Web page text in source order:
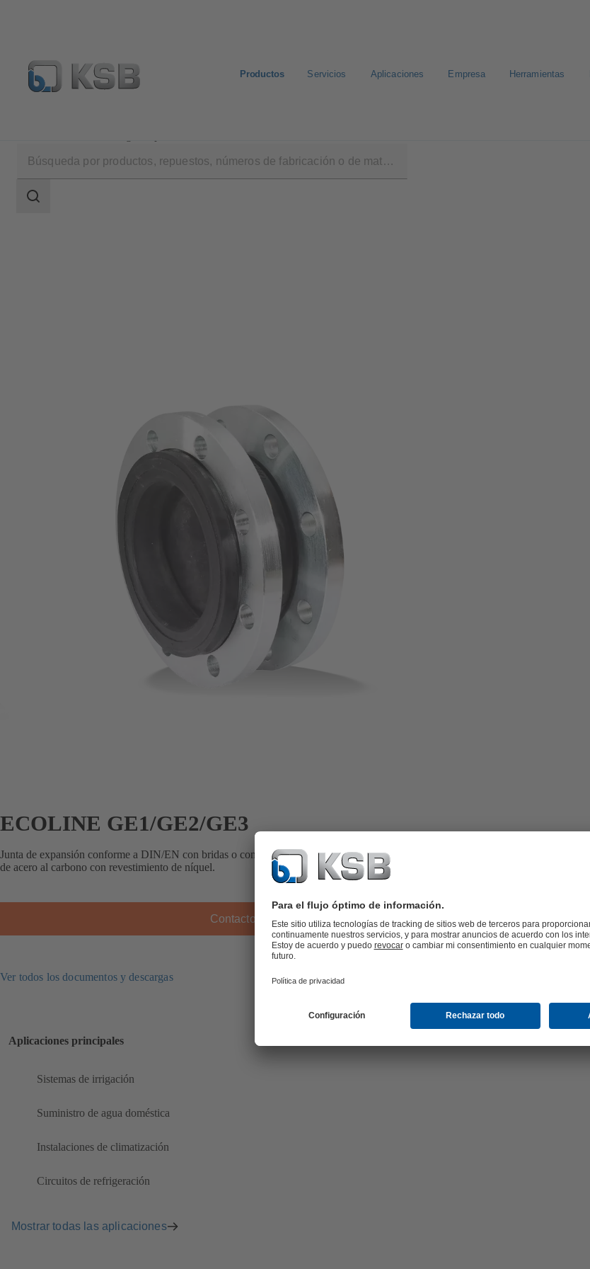
Productos Servicios Aplicaciones Empresa Herramientas
Área
ECOLINE GE1/GE2/GE3
Junta de expansión conforme a DIN/EN con bridas o conexión roscada, de elastómero EPDM o NBR, bridas
de acero al carbono con revestimiento de níquel.
Contacto KSB
Ver todos los documentos y descargas
Aplicaciones principales
Sistemas de irrigación
Suministro de agua doméstica
Instalaciones de climatización
Circuitos de refrigeración
Mostrar todas las aplicaciones